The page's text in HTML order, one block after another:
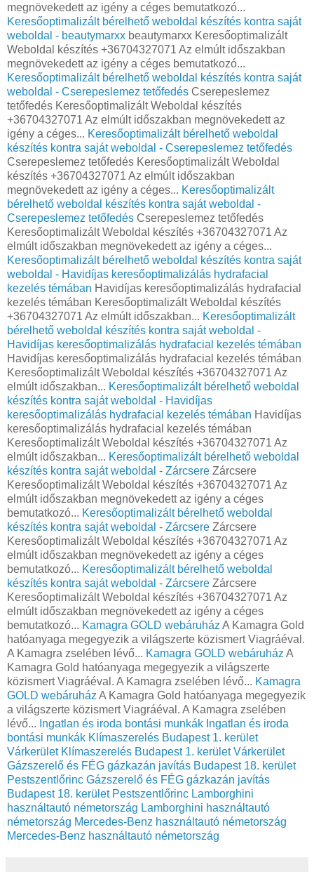
megnövekedett az igény a céges bemutatkozó...
Keresőoptimalizált bérelhető weboldal készítés kontra saját
weboldal - beautymarxx beautymarxx Keresőoptimalizált
Weboldal készítés +36704327071 Az elmúlt időszakban
megnövekedett az igény a céges bemutatkozó...
Keresőoptimalizált bérelhető weboldal készítés kontra saját
weboldal - ‎Cserepeslemez tetőfedés ‎Cserepeslemez
tetőfedés Keresőoptimalizált Weboldal készítés
+36704327071 Az elmúlt időszakban megnövekedett az
igény a céges... Keresőoptimalizált bérelhető weboldal
készítés kontra saját weboldal - ‎Cserepeslemez tetőfedés
‎Cserepeslemez tetőfedés Keresőoptimalizált Weboldal
készítés +36704327071 Az elmúlt időszakban
megnövekedett az igény a céges... Keresőoptimalizált
bérelhető weboldal készítés kontra saját weboldal -
‎Cserepeslemez tetőfedés ‎Cserepeslemez tetőfedés
Keresőoptimalizált Weboldal készítés +36704327071 Az
elmúlt időszakban megnövekedett az igény a céges...
Keresőoptimalizált bérelhető weboldal készítés kontra saját
weboldal - Havidíjas keresőoptimalizálás hydrafacial
kezelés témában Havidíjas keresőoptimalizálás hydrafacial
kezelés témában Keresőoptimalizált Weboldal készítés
+36704327071 Az elmúlt időszakban... Keresőoptimalizált
bérelhető weboldal készítés kontra saját weboldal -
Havidíjas keresőoptimalizálás hydrafacial kezelés témában
Havidíjas keresőoptimalizálás hydrafacial kezelés témában
Keresőoptimalizált Weboldal készítés +36704327071 Az
elmúlt időszakban... Keresőoptimalizált bérelhető weboldal
készítés kontra saját weboldal - Havidíjas
keresőoptimalizálás hydrafacial kezelés témában Havidíjas
keresőoptimalizálás hydrafacial kezelés témában
Keresőoptimalizált Weboldal készítés +36704327071 Az
elmúlt időszakban... Keresőoptimalizált bérelhető weboldal
készítés kontra saját weboldal - Zárcsere Zárcsere
Keresőoptimalizált Weboldal készítés +36704327071 Az
elmúlt időszakban megnövekedett az igény a céges
bemutatkozó... Keresőoptimalizált bérelhető weboldal
készítés kontra saját weboldal - Zárcsere Zárcsere
Keresőoptimalizált Weboldal készítés +36704327071 Az
elmúlt időszakban megnövekedett az igény a céges
bemutatkozó... Keresőoptimalizált bérelhető weboldal
készítés kontra saját weboldal - Zárcsere Zárcsere
Keresőoptimalizált Weboldal készítés +36704327071 Az
elmúlt időszakban megnövekedett az igény a céges
bemutatkozó... Kamagra GOLD webáruház A Kamagra Gold
hatóanyaga megegyezik a világszerte közismert Viagráéval.
A Kamagra zselében lévő... Kamagra GOLD webáruház A
Kamagra Gold hatóanyaga megegyezik a világszerte
közismert Viagráéval. A Kamagra zselében lévő... Kamagra
GOLD webáruház A Kamagra Gold hatóanyaga megegyezik
a világszerte közismert Viagráéval. A Kamagra zselében
lévő... Ingatlan és iroda bontási munkák Ingatlan és iroda
bontási munkák Klímaszerelés Budapest 1. kerület
Várkerület Klímaszerelés Budapest 1. kerület Várkerület
Gázszerelő és FÉG gázkazán javítás Budapest 18. kerület
Pestszentlőrinc Gázszerelő és FÉG gázkazán javítás
Budapest 18. kerület Pestszentlőrinc Lamborghini
használtautó németország Lamborghini használtautó
németország Mercedes-Benz használtautó németország
Mercedes-Benz használtautó németország